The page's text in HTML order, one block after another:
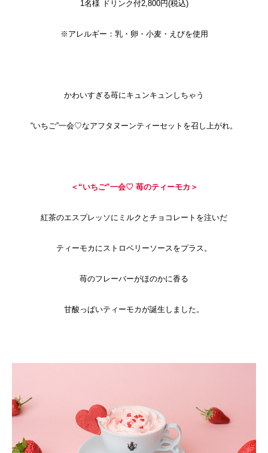
1名様 ドリンク付2,800円(税込)
※アレルギー：乳・卵・小麦・えびを使用
かわいすぎる苺にキュンキュンしちゃう
“いちご”一会♡なアフタヌーンティーセットを召し上がれ。
＜“いちご”一会♡ 苺のティーモカ＞
紅茶のエスプレッソにミルクとチョコレートを注いだ
ティーモカにストロベリーソースをプラス。
苺のフレーバーがほのかに香る
甘酸っぱいティーモカが誕生しました。